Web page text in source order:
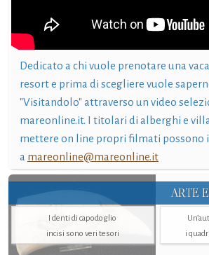
Dedicato a chi vuole prenotare una
resort e prima di scegliere vuole
"Visitandolo" attraverso un video
mareonline.it. I titolari di alberghi e
mettere on line propri filmati possono
a mareonline@mareonline.it
ARTE
I denti di capodoglio
incisi sono veri tesori
i